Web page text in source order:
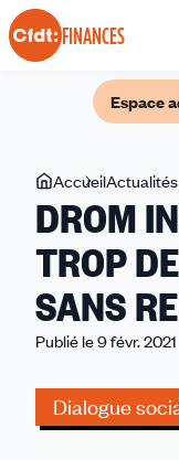
Panneau de gestion des
FINANCES
Espace
Vous
êtes
ici
Accueil
DROM
TROP
SANS
Publié le 9 févr. 2021
Dialogue